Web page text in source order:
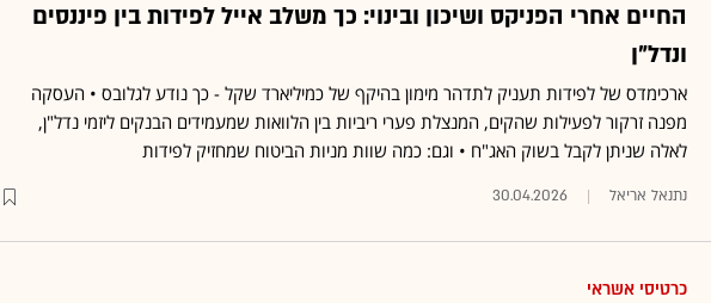
החיים אחרי הפניקס ושיכון ובינוי: כך משלב אייל לפידות בין פיננסים
ונדל"ן
ארכימדס של לפידות תעניק לתדהר מימון בהיקף של כמיליארד שקל - כך נודע לגלובס • העסקה
מפנה זרקור לפעילות שהקים, המנצלת פערי ריביות בין הלוואות שמעמידים הבנקים ליזמי נדל"ן,
לאלה שניתן לקבל בשוק האג"ח • וגם: כמה שוות מניות הביטוח שמחזיק לפידות
נתנאל אריאל 30.04.2026
כרטיסי אשראי